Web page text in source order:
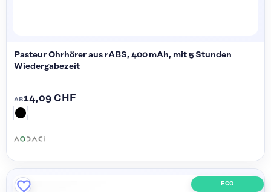
Pasteur Ohrhörer aus rABS, 400 mAh, mit 5 Stunden
Wiedergabezeit
AB14,09 CHF
ECO